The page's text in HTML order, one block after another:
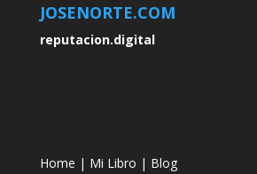
JOSENORTE.COM
reputacion.digital
Home | Mi Libro | Blog